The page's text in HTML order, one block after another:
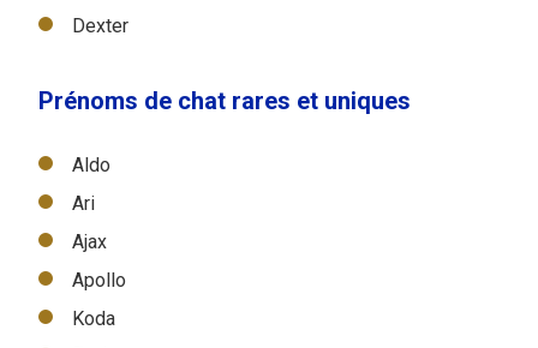
Dexter
Prénoms de chat rares et uniques
Aldo
Ari
Ajax
Apollo
Koda